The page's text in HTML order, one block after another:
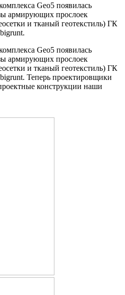
Geo5 появилась
армирующих прослоек
и тканый геотекстиль) ГК
Geo5 появилась
армирующих прослоек
и тканый геотекстиль) ГК
Теперь проектировщики
конструкции наши